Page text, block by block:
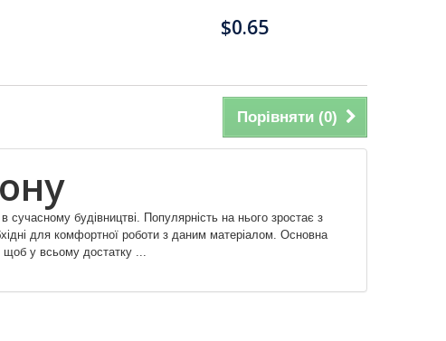
$0.65
Порівняти (0)
сучасному будівництві. Популярність на нього зростає з
для комфортної роботи з даним матеріалом. Основна
щоб у всьому достатку ...